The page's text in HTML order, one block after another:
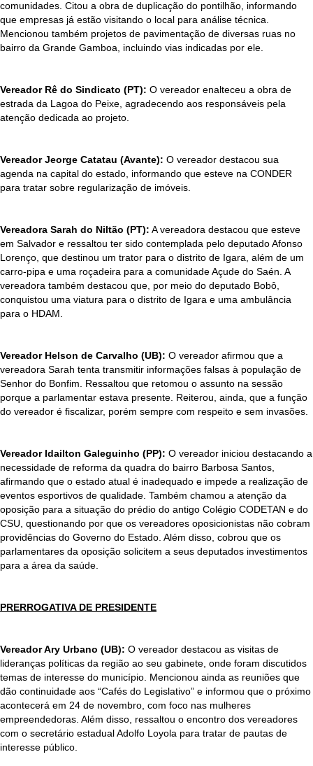
comunidades. Citou a obra de duplicação do pontilhão, informando
que empresas já estão visitando o local para análise técnica.
Mencionou também projetos de pavimentação de diversas ruas no
bairro da Grande Gamboa, incluindo vias indicadas por ele.
Vereador Rê do Sindicato (PT): O vereador enalteceu a obra de
estrada da Lagoa do Peixe, agradecendo aos responsáveis pela
atenção dedicada ao projeto.
Vereador Jeorge Catatau (Avante): O vereador destacou sua
agenda na capital do estado, informando que esteve na CONDER
para tratar sobre regularização de imóveis.
Vereadora Sarah do Niltão (PT): A vereadora destacou que esteve
em Salvador e ressaltou ter sido contemplada pelo deputado Afonso
Lorenço, que destinou um trator para o distrito de Igara, além de um
carro-pipa e uma roçadeira para a comunidade Açude do Saén. A
vereadora também destacou que, por meio do deputado Bobô,
conquistou uma viatura para o distrito de Igara e uma ambulância
para o HDAM.
Vereador Helson de Carvalho (UB): O vereador afirmou que a
vereadora Sarah tenta transmitir informações falsas à população de
Senhor do Bonfim. Ressaltou que retomou o assunto na sessão
porque a parlamentar estava presente. Reiterou, ainda, que a função
do vereador é fiscalizar, porém sempre com respeito e sem invasões.
Vereador Idailton Galeguinho (PP): O vereador iniciou destacando a
necessidade de reforma da quadra do bairro Barbosa Santos,
afirmando que o estado atual é inadequado e impede a realização de
eventos esportivos de qualidade. Também chamou a atenção da
oposição para a situação do prédio do antigo Colégio CODETAN e do
CSU, questionando por que os vereadores oposicionistas não cobram
providências do Governo do Estado. Além disso, cobrou que os
parlamentares da oposição solicitem a seus deputados investimentos
para a área da saúde.
PRERROGATIVA DE PRESIDENTE
Vereador Ary Urbano (UB): O vereador destacou as visitas de
lideranças políticas da região ao seu gabinete, onde foram discutidos
temas de interesse do município. Mencionou ainda as reuniões que
dão continuidade aos “Cafés do Legislativo” e informou que o próximo
acontecerá em 24 de novembro, com foco nas mulheres
empreendedoras. Além disso, ressaltou o encontro dos vereadores
com o secretário estadual Adolfo Loyola para tratar de pautas de
interesse público.